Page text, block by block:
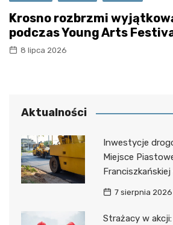
Krosno rozbrzmi
podczas Young Arts
8 lipca 2026
Aktualności
Inwestycje
Miejsce
7 sierpnia 2026
Strażacy w